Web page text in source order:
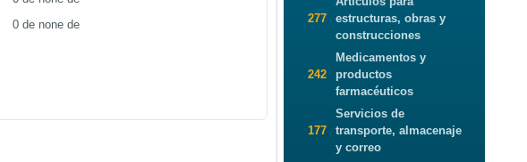
0 de none de
277
estructuras, obras y
construcciones
242
Medicamentos y
productos
farmacéuticos
177
Servicios de
transporte, almacenaje
y correo